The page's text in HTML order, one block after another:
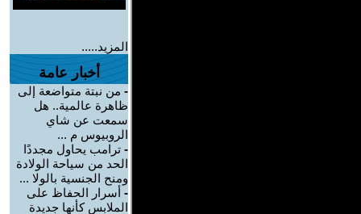
المزيد.....
أخبار عامة
- من نبتة متواضعة إلى
ظاهرة عالمية.. هل
سمعت عن شاي
الروبيوس م ...
- ترامب يحاول مجددًا
الحد من سياحة الولادة
ومنح الجنسية بالولا ...
- أسرار الحفاظ على
الملابس كأنها جديدة